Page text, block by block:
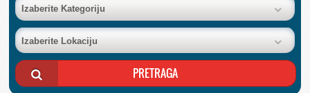
BAZA FIRMI
POSLOVNI OGLASI
AKCIJE I KATALOZI
Izaberite Kategoriju
Izaberite Lokaciju